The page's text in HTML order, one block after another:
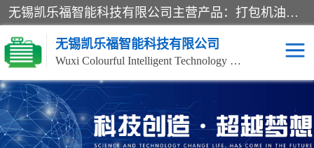
无锡凯乐福智能科技有限公司主营产品：打包机油泵、风冷式油冷却器、液压阀、液压泵、冷却器、过滤器及气动元器件。公司主导生产齿轮泵、齿轮马达、液压阀等产品。共计100多个系列、3000余种规格。覆盖了液压系统的动力元件、控制元件和执行元件，具备较强的成套供货、服务能力。
无锡凯乐福智能科技有限公司
Wuxi Colourful Intelligent Technology Co., Ltd
齿轮泵 机床冷却泵